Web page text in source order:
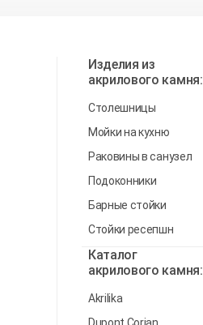
Изделия из
акрилового камня:
Столешницы
Мойки на кухню
Раковины в санузел
Подоконники
Барные стойки
Стойки ресепшн
Каталог
акрилового камня:
Akrilika